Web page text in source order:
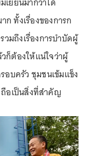
ทั้งเรื่องของการก
มถึงเรื่องการบำบัดผู้
ก็ต้องให้แน่ใจว่าผู้
บครัว ชุมชนเข้มแข็ง
อเป็นสิ่งที่สำคัญ